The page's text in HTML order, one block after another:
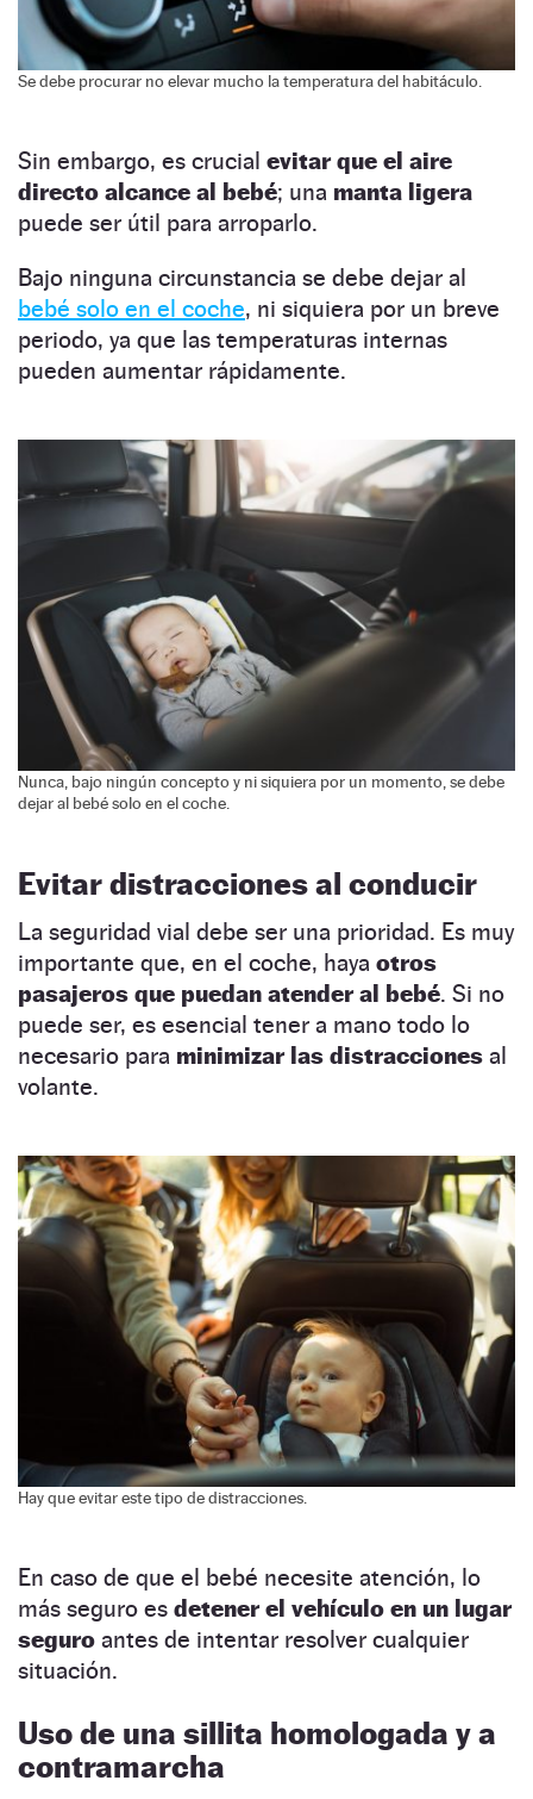
Se debe procurar no elevar mucho la temperatura del habitáculo.
Sin embargo, es crucial evitar que el aire
directo alcance al bebé; una manta ligera
puede ser útil para arroparlo.
Bajo ninguna circunstancia se debe dejar al
bebé solo en el coche, ni siquiera por un breve
periodo, ya que las temperaturas internas
pueden aumentar rápidamente.
Nunca, bajo ningún concepto y ni siquiera por un momento, se debe
dejar al bebé solo en el coche.
Evitar distracciones al conducir
La seguridad vial debe ser una prioridad. Es muy
importante que, en el coche, haya otros
pasajeros que puedan atender al bebé. Si no
puede ser, es esencial tener a mano todo lo
necesario para minimizar las distracciones al
volante.
Hay que evitar este tipo de distracciones.
En caso de que el bebé necesite atención, lo
más seguro es detener el vehículo en un lugar
seguro antes de intentar resolver cualquier
situación.
Uso de una sillita homologada y a
contramarcha